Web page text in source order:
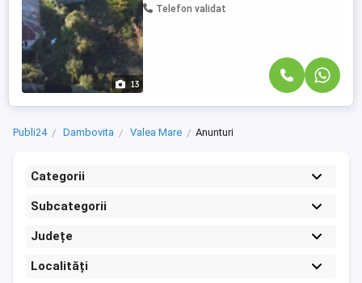
13
Telefon validat
Publi24 Dambovita Valea Mare Anunturi
Categorii
Subcategorii
Județe
Localități